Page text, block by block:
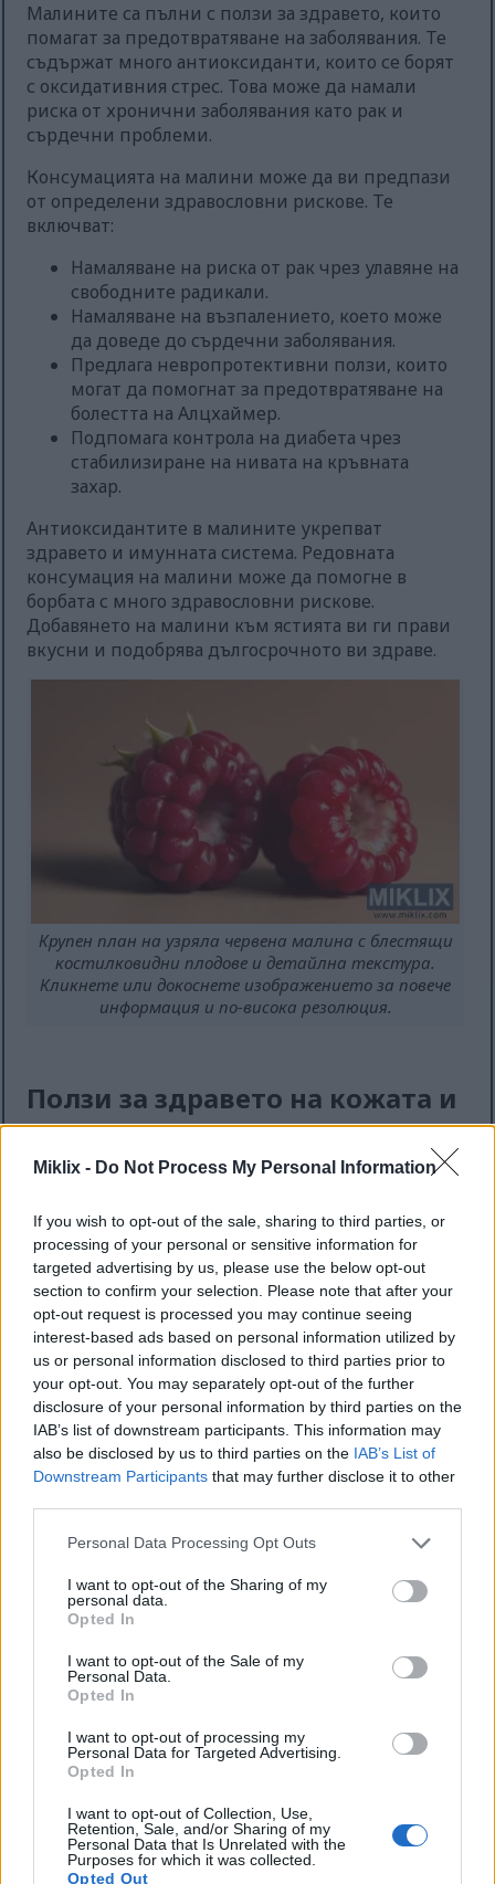
Miklix - Do Not Process My Personal Information
If you wish to opt-out of the sale, sharing to third parties, or
processing of your personal or sensitive information for
targeted advertising by us, please use the below opt-out
section to confirm your selection. Please note that after your
opt-out request is processed you may continue seeing
interest-based ads based on personal information utilized by
us or personal information disclosed to third parties prior to
your opt-out. You may separately opt-out of the further
disclosure of your personal information by third parties on the
IAB’s list of downstream participants. This information may
also be disclosed by us to third parties on the IAB’s List of
Downstream Participants that may further disclose it to other
Please note that this website/app uses one or more Google
not limited to your visit or usage behaviour. You may click to
grant or deny consent to Google and its third-party tags to
use your data for below specified purposes in below Google
consent section.
Personal Data Processing Opt Outs
I want to opt-out of the Sharing of my
personal data.
Opted In
I want to opt-out of the Sale of my
Personal Data.
Opted In
I want to opt-out of processing my
Personal Data for Targeted Advertising.
Opted In
I want to opt-out of Collection, Use,
Retention, Sale, and/or Sharing of my
Personal Data that Is Unrelated with the
Purposes for which it was collected.
Opted Out
Малините са пълни с ползи за здравето, които
помагат за предотвратяване на заболявания. Те
съдържат много антиоксиданти, които се борят
с оксидативния стрес. Това може да намали
риска от хронични заболявания като рак и
сърдечни проблеми.
Консумацията на малини може да ви предпази
от определени здравословни рискове. Те
включват:
Намаляване на риска от рак чрез улавяне на
свободните радикали.
Намаляване на възпалението, което може
да доведе до сърдечни заболявания.
Предлага невропротективни ползи, които
могат да помогнат за предотвратяване на
болестта на Алцхаймер.
Подпомага контрола на диабета чрез
стабилизиране на нивата на кръвната
захар.
Антиоксидантите в малините укрепват
здравето и имунната система. Редовната
консумация на малини може да помогне в
борбата с много здравословни рискове.
Добавянето на малини към ястията ви ги прави
вкусни и подобрява дългосрочното ви здраве.
Крупен план на узряла червена малина с блестящи
костилковидни плодове и детайлна текстура.
Кликнете или докоснете изображението за повече
информация и по-висока резолюция.
Ползи за здравето на кожата и
против стареене на малините
благодарение на витамин С, който съдържат.
Този витамин помага за производството на
колаген, който поддържа кожата ви еластична и
гладка. С напредване на възрастта телата ни
произвеждат по-малко колаген, така че
консумацията на храни като малини е ключова.
Малините също така съдържат антиоксиданти,
които се борят със стреса и възпаленията. Това
помага на кожата ви да изглежда по-млада и по-
здрава. Честата консумация на малини може да
направи кожата ви по-силна и по-
Начини за включване на
малини в диетата ви
Добавянето на малини към вашата диета е лесно
и забавно. Тези цветни плодове могат да се
консумират по много начини. Те правят всяко
хранене по-вълнуващо. Пресните малини са
чудесни за лека закуска, пълни с вкус и ползи за
Ето няколко креативни начина да се насладите
на малини: